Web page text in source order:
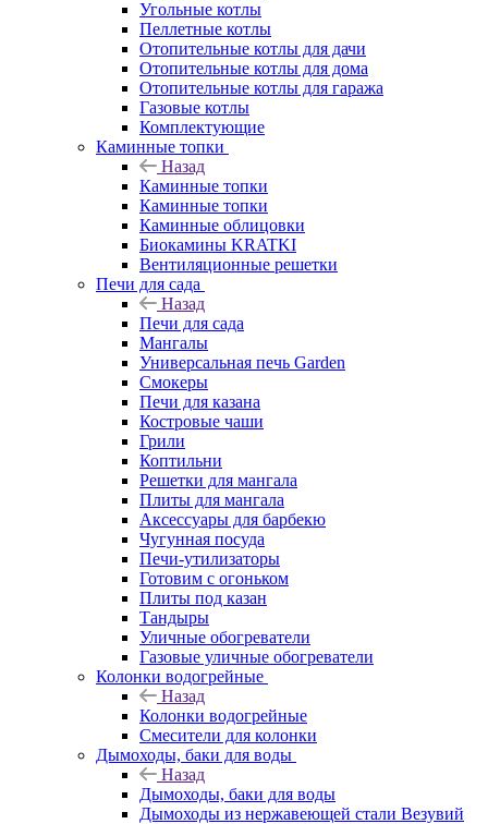
Угольные котлы
Пеллетные котлы
Отопительные котлы для дачи
Отопительные котлы для дома
Отопительные котлы для гаража
Газовые котлы
Комплектующие
Каминные топки
Назад
Каминные топки
Каминные топки
Каминные облицовки
Биокамины KRATKI
Вентиляционные решетки
Печи для сада
Назад
Печи для сада
Мангалы
Универсальная печь Garden
Смокеры
Печи для казана
Костровые чаши
Грили
Коптильни
Решетки для мангала
Плиты для мангала
Аксессуары для барбекю
Чугунная посуда
Печи-утилизаторы
Готовим с огоньком
Плиты под казан
Тандыры
Уличные обогреватели
Газовые уличные обогреватели
Колонки водогрейные
Назад
Колонки водогрейные
Смесители для колонки
Дымоходы, баки для воды
Назад
Дымоходы, баки для воды
Дымоходы из нержавеющей стали Везувий